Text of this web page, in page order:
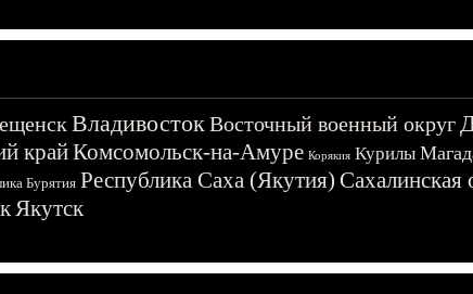
ВладивостокВосточный военный округ
крайКомсомольск-на-Амуре Корякия Курилы
Бурятия Республика Саха (Якутия) Сахалинская
Якутск